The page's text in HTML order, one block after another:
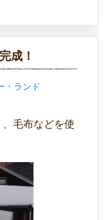
成！
・ランド
毛布などを使